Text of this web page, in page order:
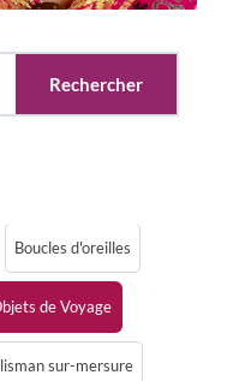
Rechercher
Boucles d'oreilles
de Voyage
sur-mersure